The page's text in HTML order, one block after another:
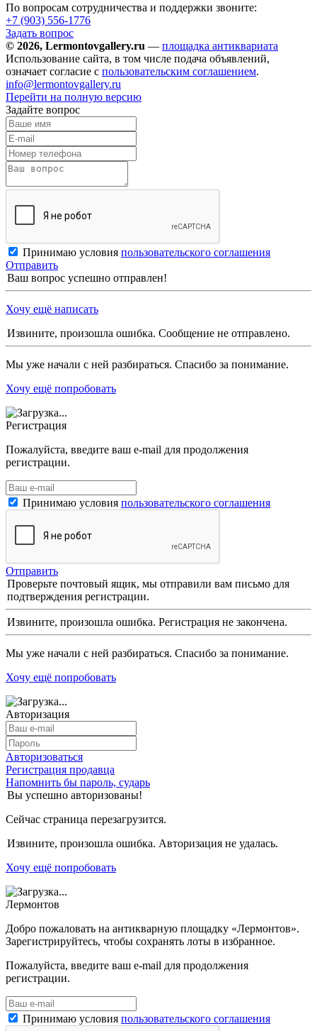
По вопросам сотрудничества и поддержки звоните:
+7 (903) 556-1776
Задать вопрос
© 2026, Lermontovgallery.ru — площадка антиквариата
Использование сайта, в том числе подача объявлений,
означает согласие с пользовательским соглашением.
info@lermontovgallery.ru
Перейти на полную версию
Задайте вопрос
Принимаю условия пользовательского соглашения
Отправить
Ваш вопрос успешно отправлен!
Хочу ещё написать
Извините, произошла ошибка. Сообщение не отправлено.
Мы уже начали с ней разбираться. Спасибо за понимание.
Хочу ещё попробовать
Регистрация
Пожалуйста, введите ваш e-mail для продолжения
регистрации.
Принимаю условия пользовательского соглашения
Отправить
Проверьте почтовый ящик, мы отправили вам письмо для
подтверждения регистрации.
Извините, произошла ошибка. Регистрация не закончена.
Мы уже начали с ней разбираться. Спасибо за понимание.
Хочу ещё попробовать
Авторизация
Авторизоваться
Регистрация продавца
Напомнить бы пароль, сударь
Вы успешно авторизованы!
Сейчас страница перезагрузится.
Извините, произошла ошибка. Авторизация не удалась.
Хочу ещё попробовать
Лермонтов
Добро пожаловать на антикварную площадку «Лермонтов».
Зарегистрируйтесь, чтобы сохранять лоты в избранное.
Пожалуйста, введите ваш e-mail для продолжения
регистрации.
Принимаю условия пользовательского соглашения